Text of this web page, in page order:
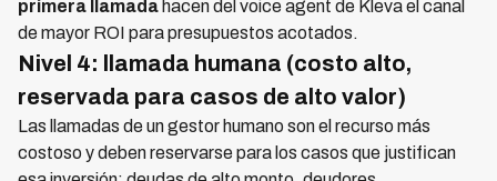
primera llamada hacen del voice agent de Kleva el canal
de mayor ROI para presupuestos acotados.
Nivel 4: llamada humana (costo alto,
reservada para casos de alto valor)
Las llamadas de un gestor humano son el recurso más
costoso y deben reservarse para los casos que justifican